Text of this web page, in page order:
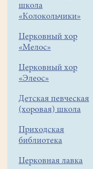
школа
«Колокольчики»
Церковный хор
«Мелос»
Церковный хор
«Элеос»
Детская певческая
(хоровая) школа
Приходская
библиотека
Церковная лавка